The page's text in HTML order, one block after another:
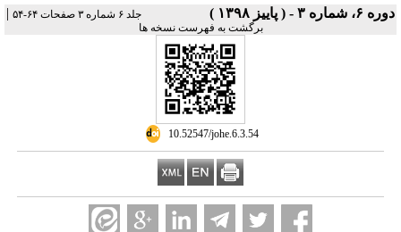
دوره ۶، شماره ۳ - ( پاییز ۱۳۹۸ ) جلد ۶ شماره ۳ صفحات ۶۴-۵۴ |
برگشت به فهرست نسخه ها
‎ 10.52547/johe.6.3.54